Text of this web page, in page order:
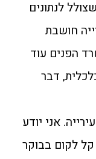
לנתונים
חושבת
הפנים עוד
דבר
אני יודע
לקום בבוקר